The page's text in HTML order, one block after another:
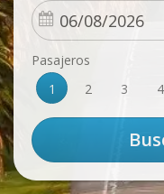
Pasajeros
1
2 3 4